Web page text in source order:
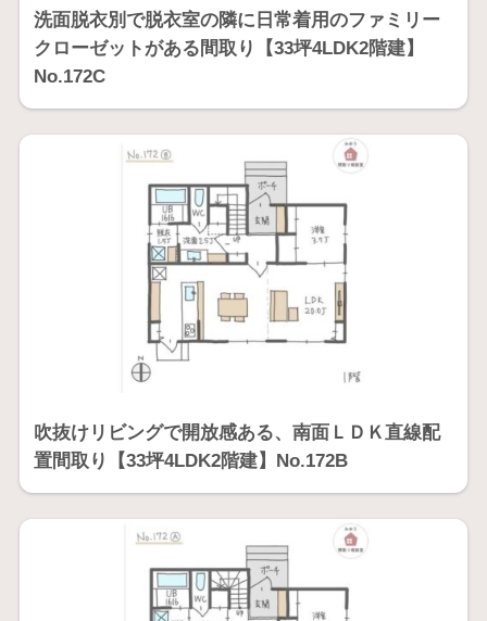
洗面脱衣別で脱衣室の隣に日常着用のファミリー
クローゼットがある間取り【33坪4LDK2階建】
No.172C
吹抜けリビングで開放感ある、南面ＬＤＫ直線配
置間取り【33坪4LDK2階建】No.172B